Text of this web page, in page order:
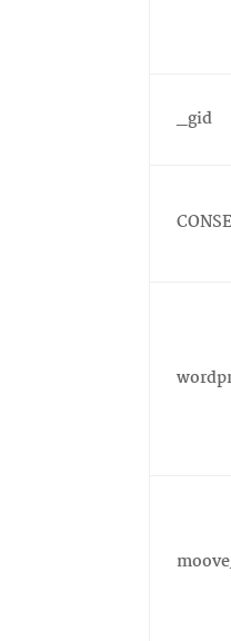
_gid